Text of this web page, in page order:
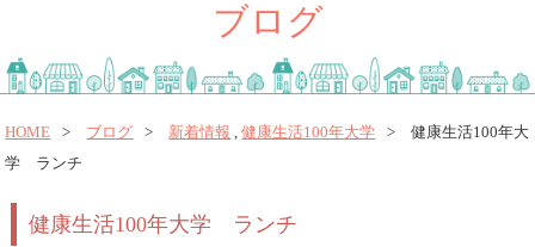
a
v
ブログ
HOME ブログ 新着情報 ,健康生活100年大学
健康生活100年大
学 ランチ
健康生活100年大学 ランチ